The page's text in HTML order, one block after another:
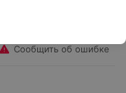
Сообщить об ошибке